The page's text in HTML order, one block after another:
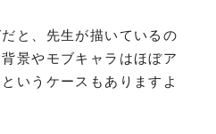
と、先生が描いているの
景やモブキャラはほぼア
いうケースもありますよ